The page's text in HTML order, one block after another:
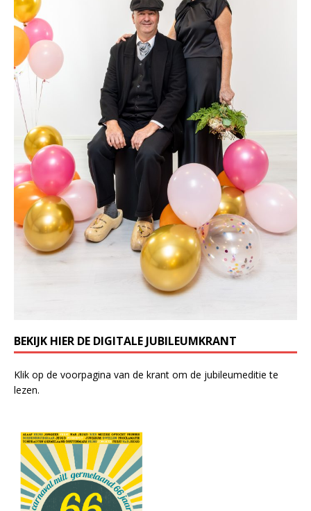
BEKIJK HIER DE DIGITALE JUBILEUMKRANT
Klik op de voorpagina van de krant om de jubileumeditie te
lezen.